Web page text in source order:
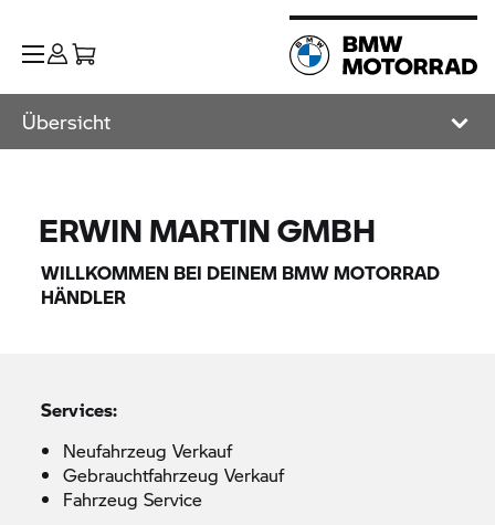
Übersicht
ERWIN MARTIN GMBH
WILLKOMMEN BEI DEINEM BMW MOTORRAD
HÄNDLER
Services:
Neufahrzeug Verkauf
Gebrauchtfahrzeug Verkauf
Fahrzeug Service